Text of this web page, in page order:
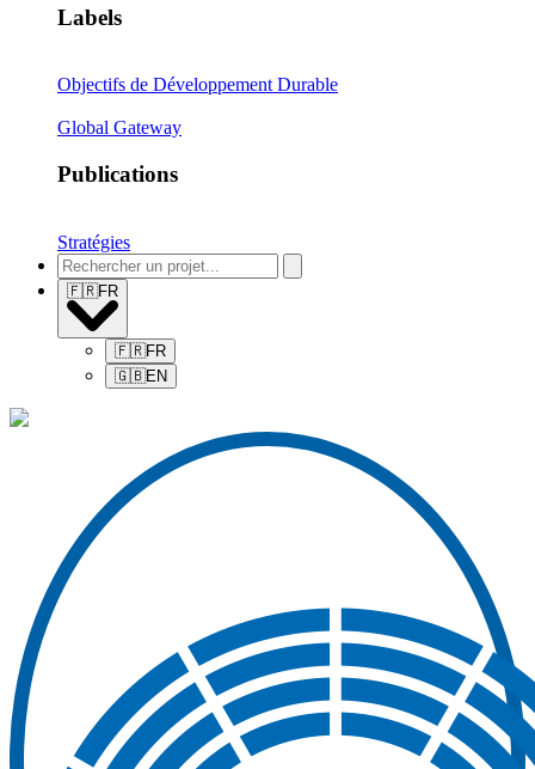
Labels
Objectifs de Développement Durable
Global Gateway
Publications
Stratégies
🇫🇷FR
🇫🇷FR
🇬🇧EN